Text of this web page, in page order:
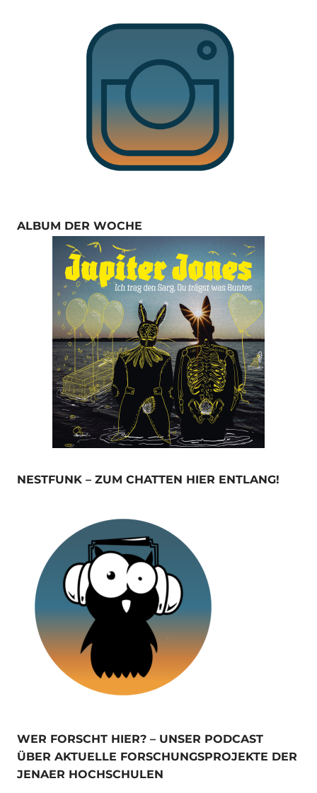
ALBUM DER WOCHE
NESTFUNK – ZUM CHATTEN HIER ENTLANG!
WER FORSCHT HIER? – UNSER PODCAST
ÜBER AKTUELLE FORSCHUNGSPROJEKTE DER
JENAER HOCHSCHULEN